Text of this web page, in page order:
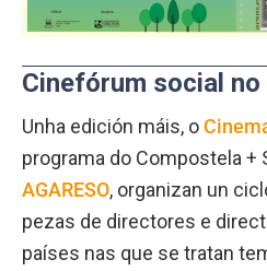
Cinefórum social no
Unha edición máis, o
programa do Compostela +
AGARESO, organizan un
pezas de directores e
países nas que se tratan